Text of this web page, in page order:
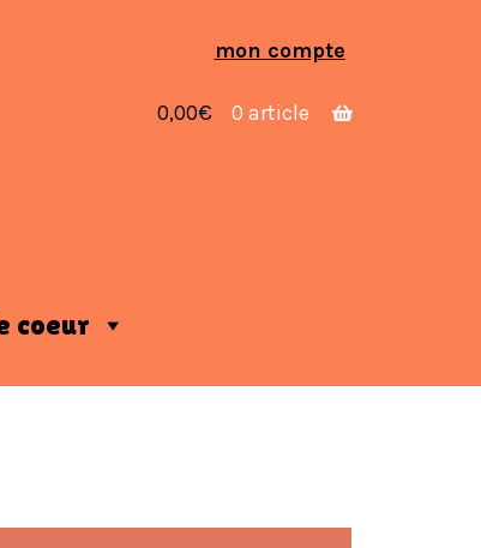
mon compte
0,00€ 0 article
coeur